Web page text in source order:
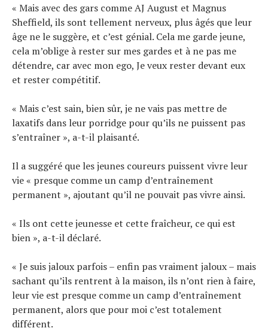
« Mais avec des gars comme AJ August et Magnus
Sheffield, ils sont tellement nerveux, plus âgés que leur
âge ne le suggère, et c’est génial. Cela me garde jeune,
cela m’oblige à rester sur mes gardes et à ne pas me
détendre, car avec mon ego, Je veux rester devant eux
et rester compétitif.
« Mais c’est sain, bien sûr, je ne vais pas mettre de
laxatifs dans leur porridge pour qu’ils ne puissent pas
s’entraîner », a-t-il plaisanté.
Il a suggéré que les jeunes coureurs puissent vivre leur
vie « presque comme un camp d’entraînement
permanent », ajoutant qu’il ne pouvait pas vivre ainsi.
« Ils ont cette jeunesse et cette fraîcheur, ce qui est
bien », a-t-il déclaré.
« Je suis jaloux parfois – enfin pas vraiment jaloux – mais
sachant qu’ils rentrent à la maison, ils n’ont rien à faire,
leur vie est presque comme un camp d’entraînement
permanent, alors que pour moi c’est totalement
différent.